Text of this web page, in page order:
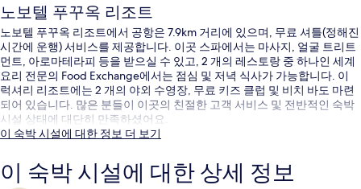
노보텔 푸꾸옥 리조트
노보텔 푸꾸옥 리조트에서 공항은 7.9km 거리에 있으며, 무료 셔틀(정해진
시간에 운행) 서비스를 제공합니다. 이곳 스파에서는 마사지, 얼굴 트리트
먼트, 아로마테라피 등을 받으실 수 있고, 2 개의 레스토랑 중 하나인 세계
요리 전문의 Food Exchange에서는 점심 및 저녁 식사가 가능합니다. 이
럭셔리 리조트에는 2 개의 야외 수영장, 무료 키즈 클럽 및 비치 바도 마련
되어 있습니다. 많은 분들이 이곳의 친절한 고객 서비스 및 전반적인 숙박
시설 상태에 대단히 만족하셨어요.
이 숙박 시설에 대한 정보 더 보기
이 숙박 시설에 대한 상세 정보